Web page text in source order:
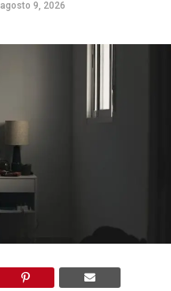
agosto 9, 2026